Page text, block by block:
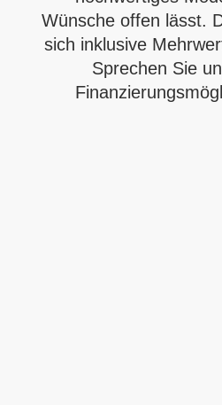
Wünsche offen lässt.
sich inklusive
Sprechen Sie